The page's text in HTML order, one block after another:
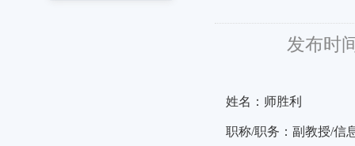
发布时
姓名：师胜利
职称/职务：副教授/信